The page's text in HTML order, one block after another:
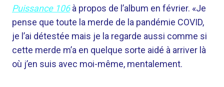
Puissance 106à propos de l’album en février. «Je
pense que toute la merde de la pandémie COVID,
je l’ai détestée mais je la regarde aussi comme si
cette merde m’a en quelque sorte aidé à arriver là
où j’en suis avec moi-même, mentalement.